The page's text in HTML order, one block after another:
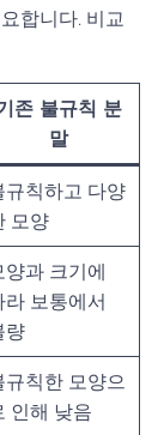
합니다. 비교
존 불규칙 분
말
규칙하고 다양
모양
양과 크기에
라 보통에서
량
규칙한 모양으
인해 낮음